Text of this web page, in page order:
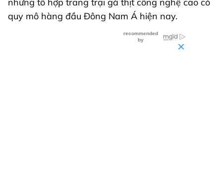
quy mô hàng đầu Đông Nam Á hiện nay.